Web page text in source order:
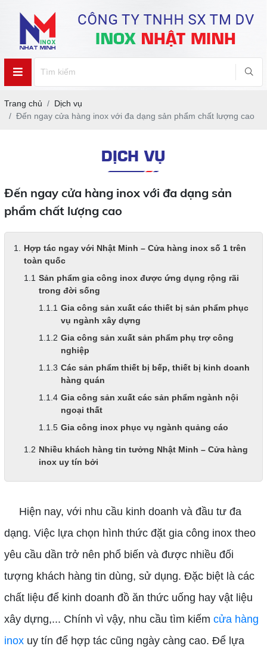
Trang chủ
Dịch vụ
Đến ngay cửa hàng inox với đa dạng sản phẩm chất lượng cao
DỊCH VỤ
Đến ngay cửa hàng inox với đa dạng sản
phẩm chất lượng cao
Hợp tác ngay với Nhật Minh – Cửa hàng inox số 1 trên
toàn quốc
Sản phẩm gia công inox được ứng dụng rộng rãi
trong đời sống
Gia công sản xuất các thiết bị sản phẩm phục
vụ ngành xây dựng
Gia công sản xuất sản phẩm phụ trợ công
nghiệp
Các sản phẩm thiết bị bếp, thiết bị kinh doanh
hàng quán
Gia công sản xuất các sản phẩm ngành nội
ngoại thất
Gia công inox phục vụ ngành quảng cáo
Nhiều khách hàng tin tưởng Nhật Minh – Cửa hàng
inox uy tín bởi
Hiện nay, với nhu cầu kinh doanh và đầu tư đa
dạng. Việc lựa chọn hình thức đặt gia công inox theo
yêu cầu dần trở nên phổ biến và được nhiều đối
tượng khách hàng tin dùng, sử dụng. Đặc biệt là các
chất liệu để kinh doanh đồ ăn thức uống hay vật liệu
xây dựng,... Chính vì vậy, nhu cầu tìm kiếm cửa hàng
inoxuy tín để hợp tác cũng ngày càng cao. Để lựa